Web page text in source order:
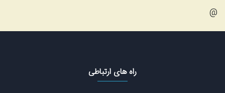
@
راه های ارتباطی